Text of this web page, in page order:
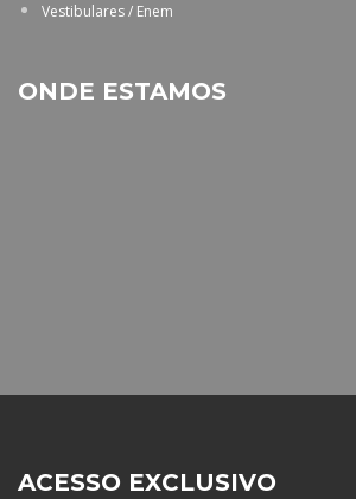
Vestibulares / Enem
ONDE ESTAMOS
ACESSO EXCLUSIVO